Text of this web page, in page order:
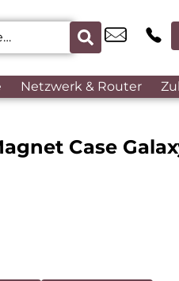
Netzwerk & Router
Case